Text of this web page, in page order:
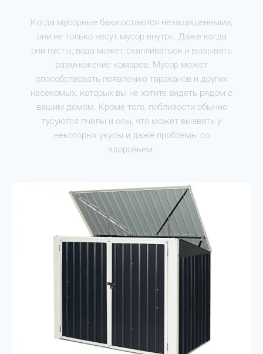
Когда мусорные баки остаются незащищенными,
они не только несут мусор внутрь. Даже когда
они пусты, вода может скапливаться и вызывать
размножение комаров. Мусор может
способствовать появлению тараканов и других
насекомых, которых вы не хотите видеть рядом с
вашим домом. Кроме того, поблизости обычно
тусуются пчелы и осы, что может вызвать у
некоторых укусы и даже проблемы со
здоровьем.